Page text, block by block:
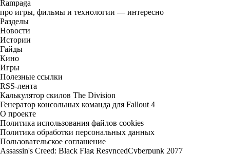
Rampaga
про игры, фильмы и технологии — интересно
Разделы
Новости
Истории
Гайды
Кино
Игры
Полезные ссылки
RSS-лента
Калькулятор скилов The Division
Генератор консольных команда для Fallout 4
О проекте
Политика использования файлов cookies
Политика обработки персональных данных
Пользовательское соглашение
Assassin's Creed: Black Flag ResyncedCyberpunk 2077